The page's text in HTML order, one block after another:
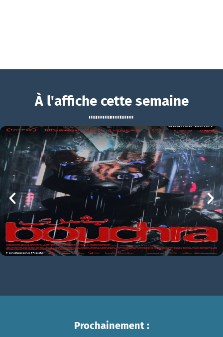
Vermiglio ou La Mariée des Montagnes
Vermiglio ou La Mariée des Montagnes Bande-annonce VO STFR
À l'affiche cette semaine
BOUCHRA
mer 05/08
21h00
Prochainement :